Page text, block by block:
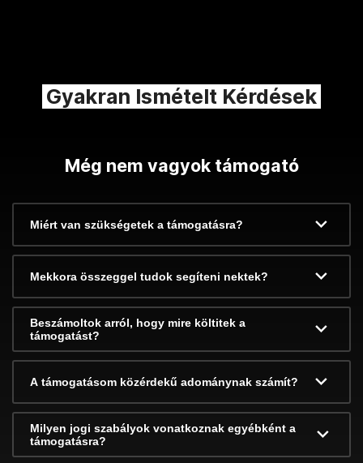
Gyakran Ismételt Kérdések
Még nem vagyok támogató
Miért van szükségetek a támogatásra?
Mekkora összeggel tudok segíteni nektek?
Beszámoltok arról, hogy mire költitek a
támogatást?
A támogatásom közérdekű adománynak számít?
Milyen jogi szabályok vonatkoznak egyébként a
támogatásra?